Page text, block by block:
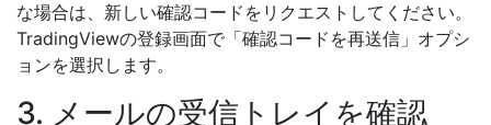
な場合は、新しい確認コードをリクエストしてください。
TradingViewの登録画面で「確認コードを再送信」オプシ
ョンを選択します。
3. メールの受信トレイを確認